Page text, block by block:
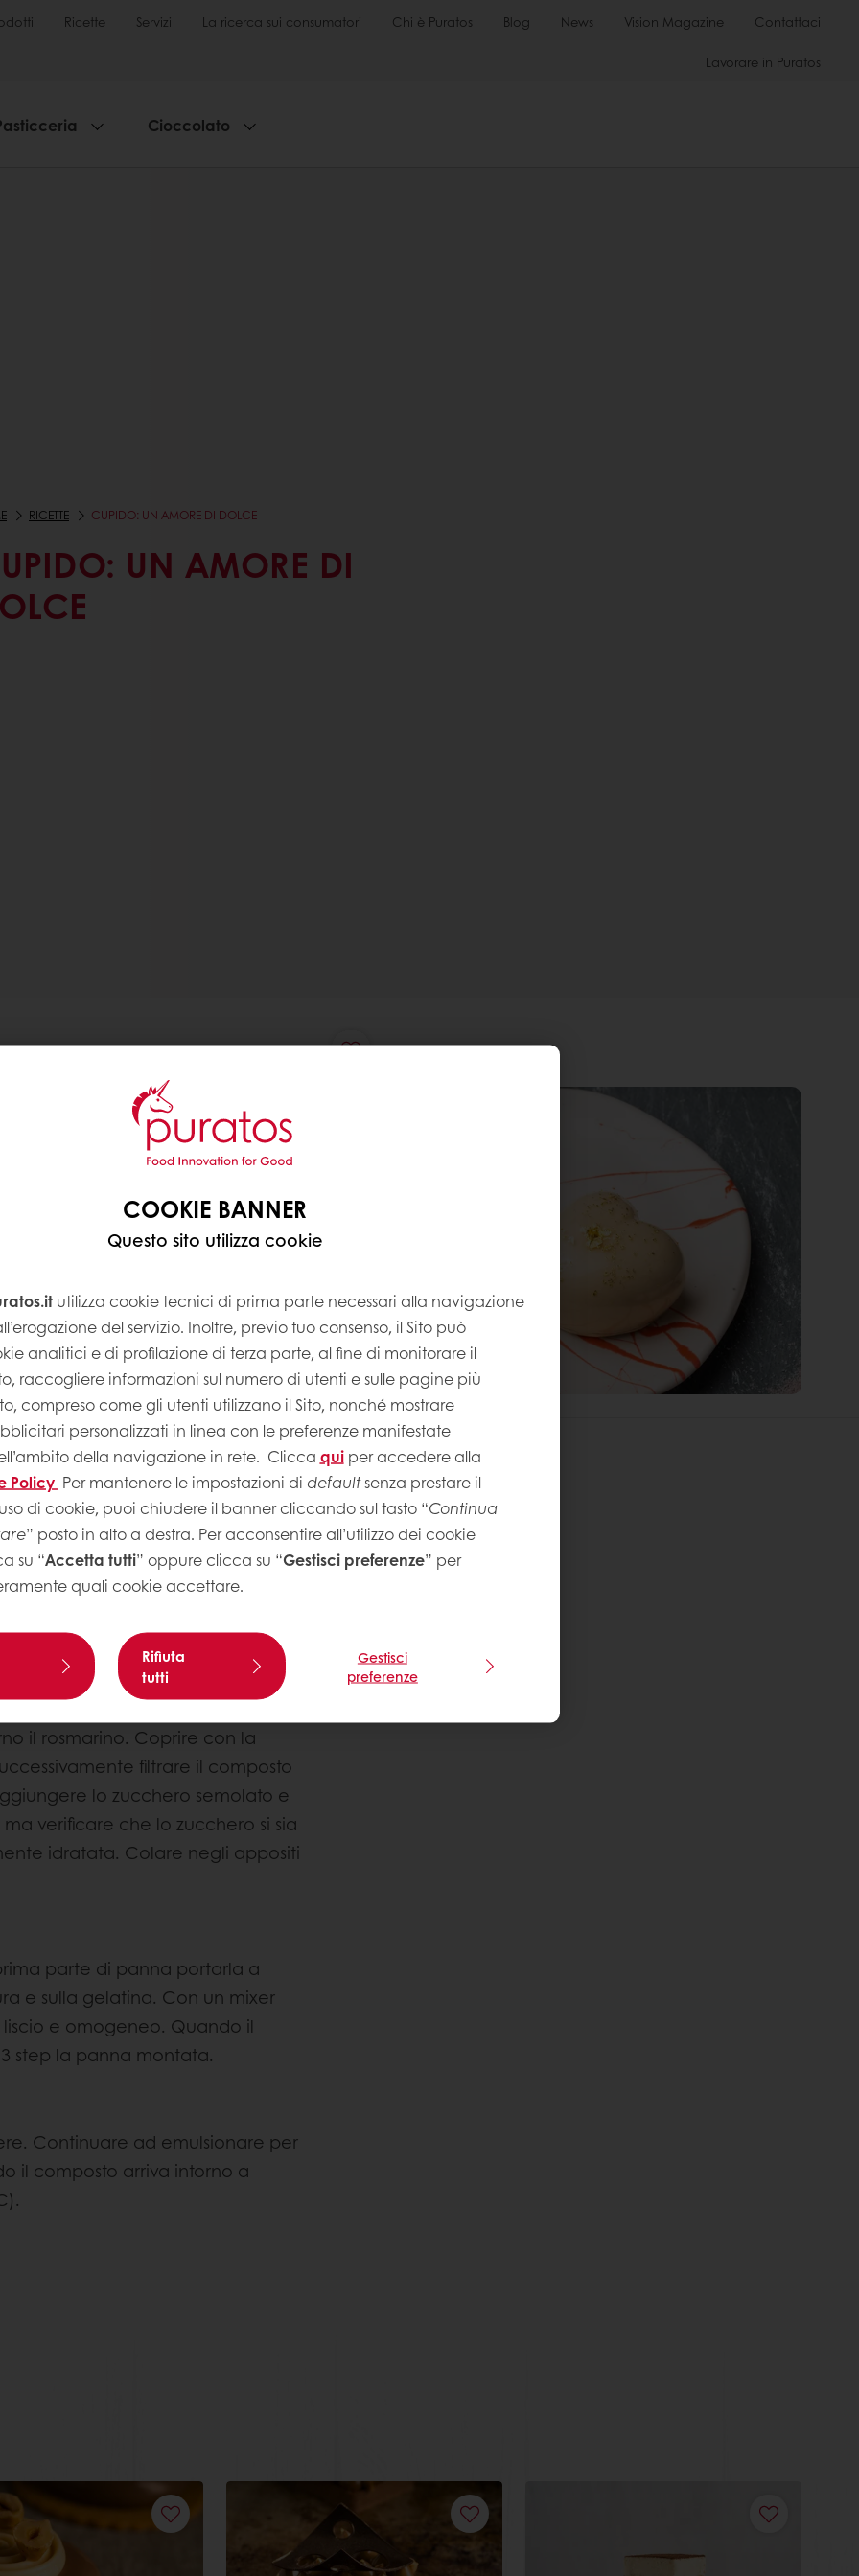
Ricette Servizi La ricerca sui consumatori Chi è Puratos Blog News Vision Magazine Contattaci
Lavorare in Puratos
Cioccolato
RICETTE CUPIDO: UN AMORE DI DOLCE
UN AMORE DI
ingredienti per 4 minuti a media
da forno e cuocere in forno a
il rosmarino. Coprire con la
filtrare il composto
lo zucchero semolato e
verificare che lo zucchero si sia
idratata. Colare negli appositi
parte di panna portarla a
e sulla gelatina. Con un mixer
e omogeneo. Quando il
step la panna montata.
Continuare ad emulsionare per
il composto arriva intorno a
COOKIE BANNER
Questo sito utilizza cookie
utilizza cookie tecnici di prima parte necessari alla navigazione
del servizio. Inoltre, previo tuo consenso, il Sito può
analitici e di profilazione di terza parte, al fine di monitorare il
raccogliere informazioni sul numero di utenti e sulle pagine più
compreso come gli utenti utilizzano il Sito, nonché mostrare
personalizzati in linea con le preferenze manifestate
della navigazione in rete. Clicca quiper accedere alla
Policy Per mantenere le impostazioni di defaultsenza prestare il
di cookie, puoi chiudere il banner cliccando sul tasto “Continua
” posto in alto a destra. Per acconsentire all’utilizzo dei cookie
su “Accetta tutti” oppure clicca su “Gestisci preferenze” per
quali cookie accettare.
Rifiuta
tutti
Gestisci
preferenze